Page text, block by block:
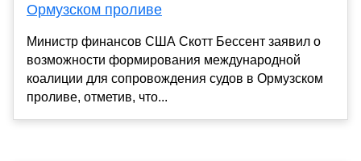
Ормузском проливе
Министр финансов США Скотт Бессент заявил о
возможности формирования международной
коалиции для сопровождения судов в Ормузском
проливе, отметив, что...